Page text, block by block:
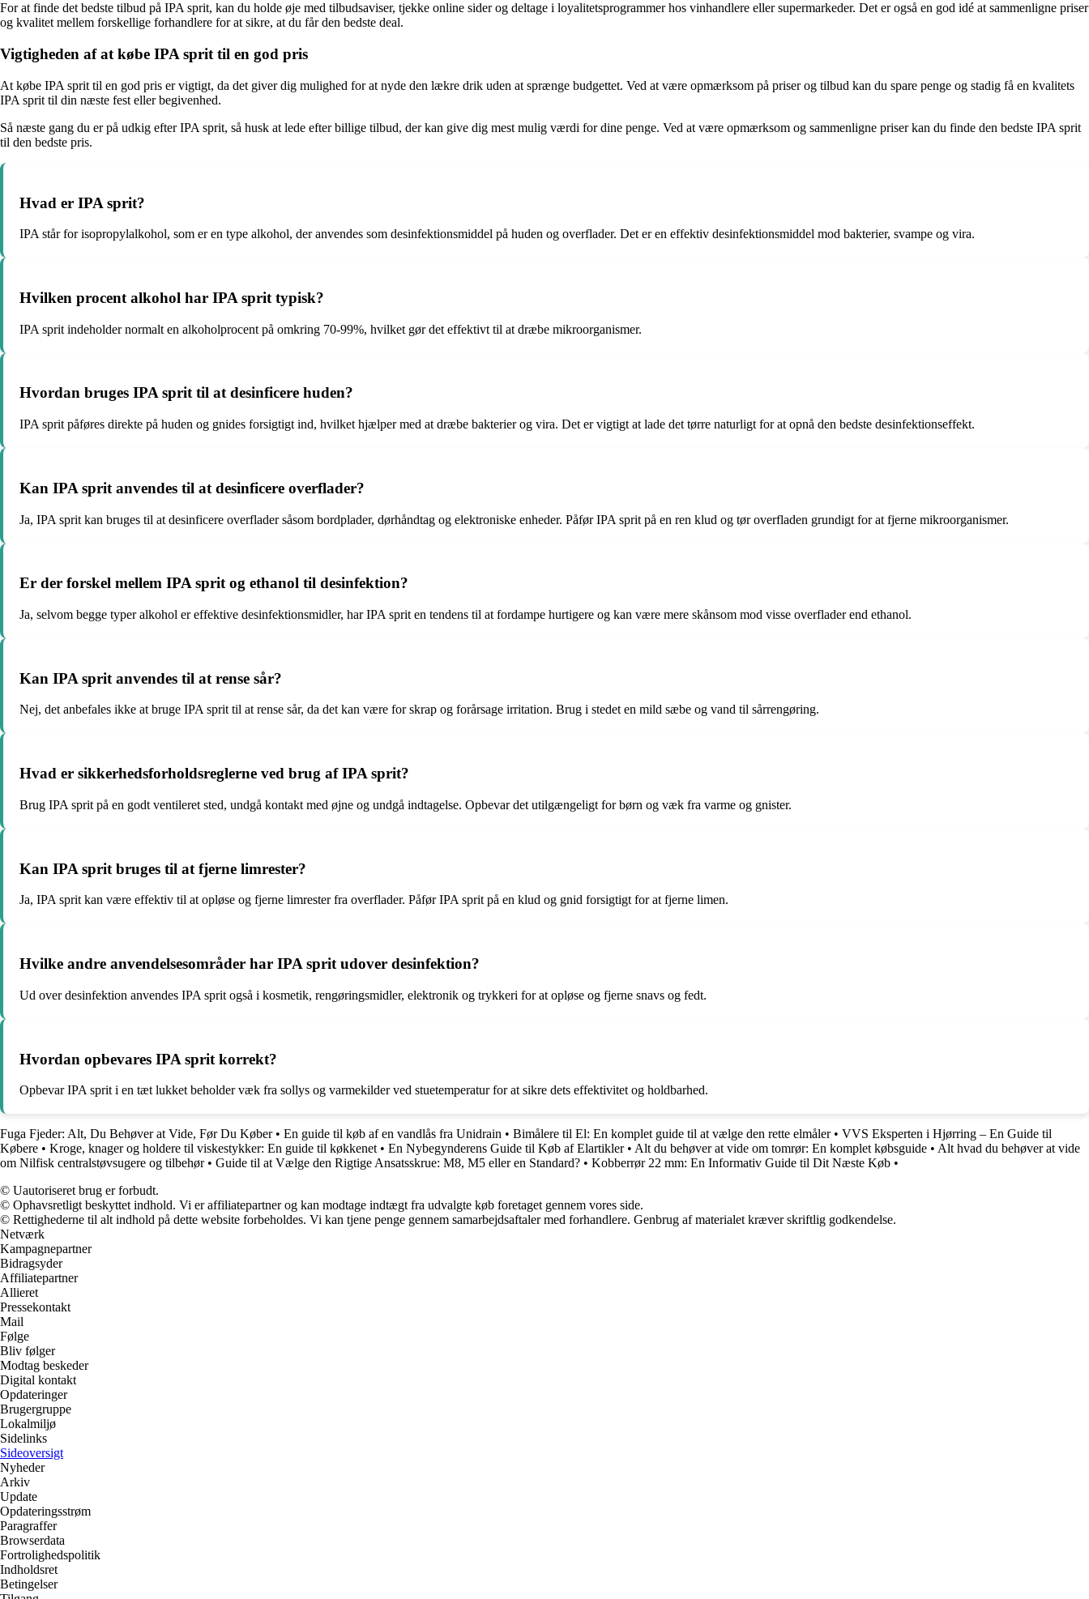
For at finde det bedste tilbud på IPA sprit, kan du holde øje med tilbudsaviser, tjekke online sider og deltage i loyalitetsprogrammer hos vinhandlere eller supermarkeder. Det er også en god idé at sammenligne priser
og kvalitet mellem forskellige forhandlere for at sikre, at du får den bedste deal.
Vigtigheden af at købe IPA sprit til en god pris
At købe IPA sprit til en god pris er vigtigt, da det giver dig mulighed for at nyde den lækre drik uden at sprænge budgettet. Ved at være opmærksom på priser og tilbud kan du spare penge og stadig få en kvalitets
IPA sprit til din næste fest eller begivenhed.
Så næste gang du er på udkig efter IPA sprit, så husk at lede efter billige tilbud, der kan give dig mest mulig værdi for dine penge. Ved at være opmærksom og sammenligne priser kan du finde den bedste IPA sprit
til den bedste pris.
Hvad er IPA sprit?
IPA står for isopropylalkohol, som er en type alkohol, der anvendes som desinfektionsmiddel på huden og overflader. Det er en effektiv desinfektionsmiddel mod bakterier, svampe og vira.
Hvilken procent alkohol har IPA sprit typisk?
IPA sprit indeholder normalt en alkoholprocent på omkring 70-99%, hvilket gør det effektivt til at dræbe mikroorganismer.
Hvordan bruges IPA sprit til at desinficere huden?
IPA sprit påføres direkte på huden og gnides forsigtigt ind, hvilket hjælper med at dræbe bakterier og vira. Det er vigtigt at lade det tørre naturligt for at opnå den bedste desinfektionseffekt.
Kan IPA sprit anvendes til at desinficere overflader?
Ja, IPA sprit kan bruges til at desinficere overflader såsom bordplader, dørhåndtag og elektroniske enheder. Påfør IPA sprit på en ren klud og tør overfladen grundigt for at fjerne mikroorganismer.
Er der forskel mellem IPA sprit og ethanol til desinfektion?
Ja, selvom begge typer alkohol er effektive desinfektionsmidler, har IPA sprit en tendens til at fordampe hurtigere og kan være mere skånsom mod visse overflader end ethanol.
Kan IPA sprit anvendes til at rense sår?
Nej, det anbefales ikke at bruge IPA sprit til at rense sår, da det kan være for skrap og forårsage irritation. Brug i stedet en mild sæbe og vand til sårrengøring.
Hvad er sikkerhedsforholdsreglerne ved brug af IPA sprit?
Brug IPA sprit på en godt ventileret sted, undgå kontakt med øjne og undgå indtagelse. Opbevar det utilgængeligt for børn og væk fra varme og gnister.
Kan IPA sprit bruges til at fjerne limrester?
Ja, IPA sprit kan være effektiv til at opløse og fjerne limrester fra overflader. Påfør IPA sprit på en klud og gnid forsigtigt for at fjerne limen.
Hvilke andre anvendelsesområder har IPA sprit udover desinfektion?
Ud over desinfektion anvendes IPA sprit også i kosmetik, rengøringsmidler, elektronik og trykkeri for at opløse og fjerne snavs og fedt.
Hvordan opbevares IPA sprit korrekt?
Opbevar IPA sprit i en tæt lukket beholder væk fra sollys og varmekilder ved stuetemperatur for at sikre dets effektivitet og holdbarhed.
Fuga Fjeder: Alt, Du Behøver at Vide, Før Du Køber• En guide til køb af en vandlås fra Unidrain • Bimålere til El: En komplet guide til at vælge den rette elmåler• VVS Eksperten i Hjørring – En Guide til
Købere • Kroge, knager og holdere til viskestykker: En guide til køkkenet • En Nybegynderens Guide til Køb af Elartikler• Alt du behøver at vide om tomrør: En komplet købsguide • Alt hvad du behøver at vide
om Nilfisk centralstøvsugere og tilbehør• Guide til at Vælge den Rigtige Ansatsskrue: M8, M5 eller en Standard? • Kobberrør 22 mm: En Informativ Guide til Dit Næste Køb •
© Uautoriseret brug er forbudt.
© Ophavsretligt beskyttet indhold. Vi er affiliatepartner og kan modtage indtægt fra udvalgte køb foretaget gennem vores side.
© Rettighederne til alt indhold på dette website forbeholdes. Vi kan tjene penge gennem samarbejdsaftaler med forhandlere. Genbrug af materialet kræver skriftlig godkendelse.
Netværk
Kampagnepartner
Bidragsyder
Affiliatepartner
Allieret
Pressekontakt
Mail
Følge
Bliv følger
Modtag beskeder
Digital kontakt
Opdateringer
Brugergruppe
Lokalmiljø
Sidelinks
Sideoversigt
Nyheder
Arkiv
Update
Opdateringsstrøm
Paragraffer
Browserdata
Fortrolighedspolitik
Indholdsret
Betingelser